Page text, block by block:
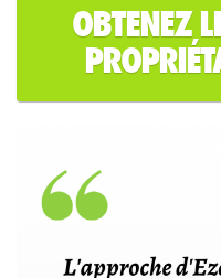
OBTENEZ